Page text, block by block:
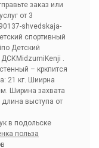
заказ или
от 3
shvedskaja-
спортивный
Детский
ДСКMidzumiKenji .
– кркпится
21 кг. Шиирна
Ширина захвата
выступа от
в подольске
польза